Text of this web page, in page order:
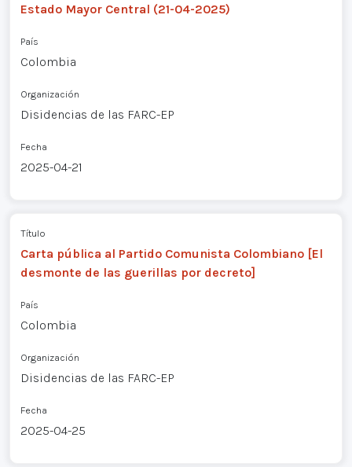
Estado Mayor Central (21-04-2025)
País
Colombia
Organización
Disidencias de las FARC-EP
Fecha
2025-04-21
Título
Carta pública al Partido Comunista Colombiano [El
desmonte de las guerillas por decreto]
País
Colombia
Organización
Disidencias de las FARC-EP
Fecha
2025-04-25